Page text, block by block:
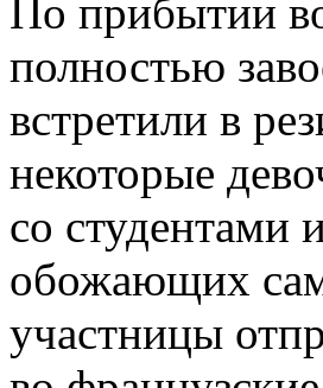
По прибытии
полностью
встретили в
некоторые
со студентами
обожающих
участницы